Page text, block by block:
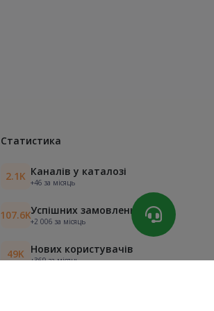
Статистика
2.1K Каналів у каталозі
+46 за місяць
107.6KУспішних замовлень
+2 006 за місяць
49K Нових користувачів
+369 за місяць